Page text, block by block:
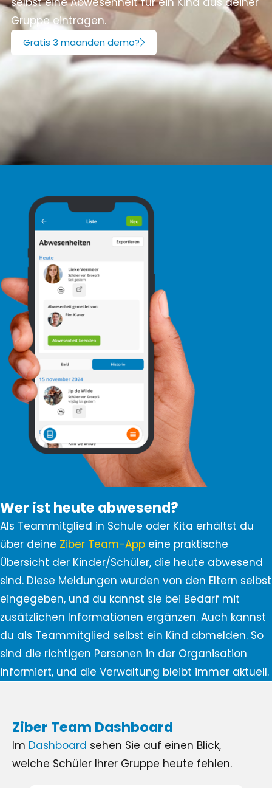
Gruppe eintragen.
Gratis 3 maanden demo?
Wer ist heute abwesend?
Als Teammitglied in Schule oder Kita erhältst du
über deine Ziber Team-App eine praktische
Übersicht der Kinder/Schüler, die heute abwesend
sind. Diese Meldungen wurden von den Eltern selbst
eingegeben, und du kannst sie bei Bedarf mit
zusätzlichen Informationen ergänzen. Auch kannst
du als Teammitglied selbst ein Kind abmelden. So
sind die richtigen Personen in der Organisation
informiert, und die Verwaltung bleibt immer aktuell.
Ziber Team Dashboard
Im Dashboard sehen Sie auf einen Blick,
welche Schüler Ihrer Gruppe heute fehlen.